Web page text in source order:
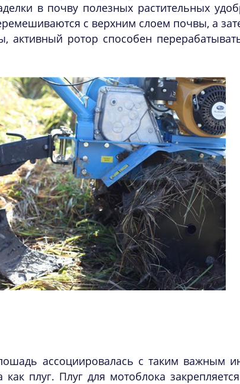
в почву полезных растительных
с верхним слоем почвы, а
активный ротор способен
ассоциировалась с таким важным
плуг. Плуг для мотоблока